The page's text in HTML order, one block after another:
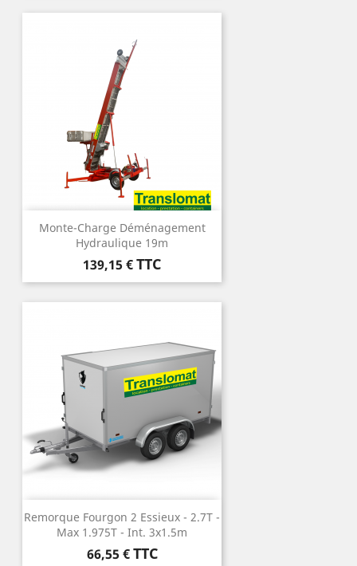
Monte-Charge Déménagement
Hydraulique 19m
Prix
139,15 €TTC
Remorque Fourgon 2 Essieux - 2.7T -
Max 1.975T - Int. 3x1.5m
Prix
66,55 € TTC